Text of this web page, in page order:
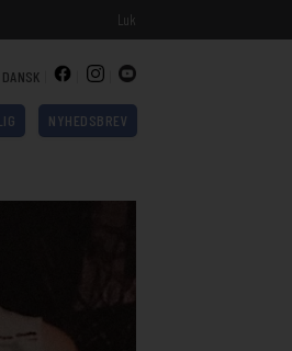
Luk
NYHEDSBREV
DANSK